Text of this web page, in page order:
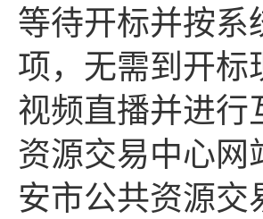
等待开标并按系
项，无需到开标
视频直播并进行
资源交易中心网
安市公共资源交